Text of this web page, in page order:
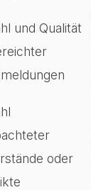
und Qualität
oder